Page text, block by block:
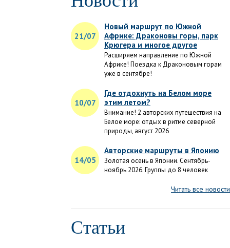
21/07
Новый маршрут по Южной
Африке: Драконовы горы, парк
Крюгера и многое другое
Расширяем направление по Южной
Африке! Поездка к Драконовым горам
уже в сентябре!
10/07
Где отдохнуть на Белом море
этим летом?
Внимание! 2 авторских путешествия на
Белое море: отдых в ритме северной
природы, август 2026
14/05
Авторские маршруты в Японию
Золотая осень в Японии. Сентябрь-
ноябрь 2026. Группы до 8 человек
Читать все новости
Статьи